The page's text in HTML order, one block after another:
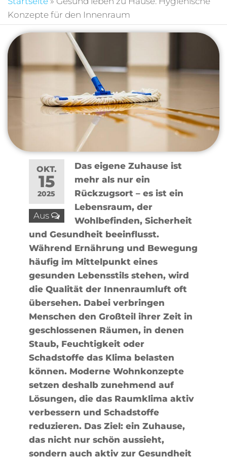
Konzepte für den Innenraum
OKT.
15
2025
Aus
Das eigene Zuhause ist
mehr als nur ein
Rückzugsort – es ist ein
Lebensraum, der
Wohlbefinden, Sicherheit
und Gesundheit beeinflusst.
Während Ernährung und Bewegung
häufig im Mittelpunkt eines
gesunden Lebensstils stehen, wird
die Qualität der Innenraumluft oft
übersehen. Dabei verbringen
Menschen den Großteil ihrer Zeit in
geschlossenen Räumen, in denen
Staub, Feuchtigkeit oder
Schadstoffe das Klima belasten
können. Moderne Wohnkonzepte
setzen deshalb zunehmend auf
Lösungen, die das Raumklima aktiv
verbessern und Schadstoffe
reduzieren. Das Ziel: ein Zuhause,
das nicht nur schön aussieht,
sondern auch aktiv zur Gesundheit